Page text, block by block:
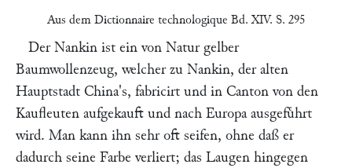
Aus dem Dictionnaire technologique Bd. XIV. S. 295
Der Nankin ist ein von Natur gelber
Baumwollenzeug, welcher zu Nankin, der alten
Hauptstadt China's, fabricirt und in Canton von den
Kaufleuten aufgekauft und nach Europa ausgefuͤhrt
wird. Man kann ihn sehr oft seifen, ohne daß er
dadurch seine Farbe verliert; das Laugen hingegen